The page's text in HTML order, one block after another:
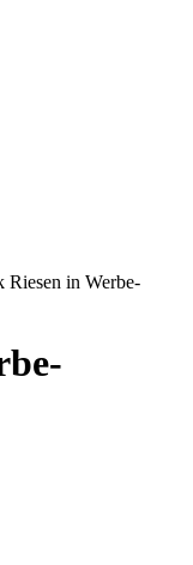
Riesen in Werbe-